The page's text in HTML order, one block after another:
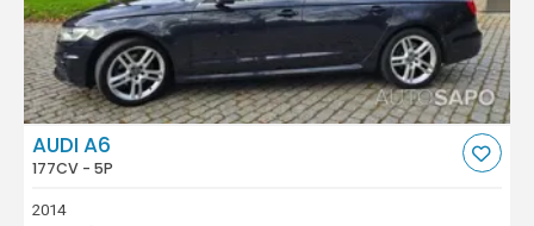
AUDI A6
177CV - 5P
2014